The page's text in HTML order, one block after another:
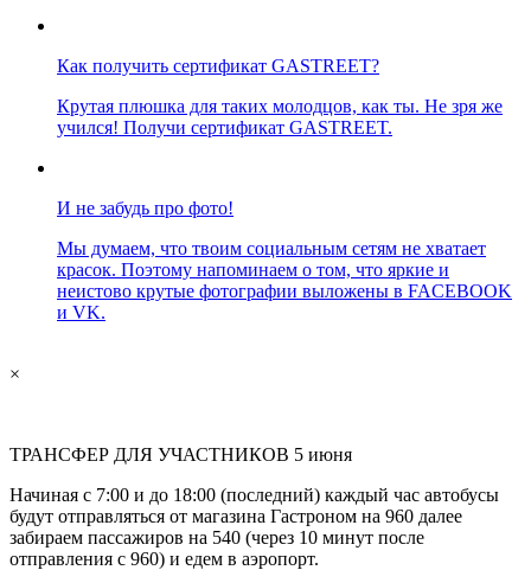
Как получить сертификат GASTREET?
Крутая плюшка для таких молодцов, как ты. Не зря же
учился! Получи сертификат GASTREET.
И не забудь про фото!
Мы думаем, что твоим социальным сетям не хватает
красок. Поэтому напоминаем о том, что яркие и
неистово крутые фотографии выложены в FACEBOOK
и VK.
×
ТРАНСФЕР ДЛЯ УЧАСТНИКОВ 5 июня
Начиная с 7:00 и до 18:00 (последний) каждый час автобусы
будут отправляться от магазина Гастроном на 960 далее
забираем пассажиров на 540 (через 10 минут после
отправления с 960) и едем в аэропорт.